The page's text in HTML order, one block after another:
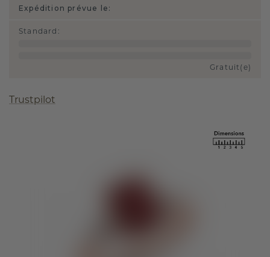
Expédition prévue le:
Standard :
Gratuit(e)
Trustpilot